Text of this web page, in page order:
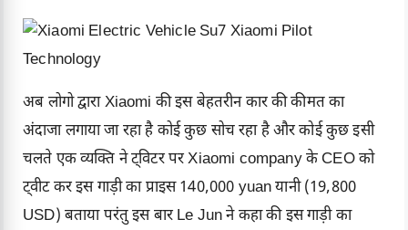
अब लोगो द्वारा Xiaomi की इस बेहतरीन कार की कीमत का
अंदाजा लगाया जा रहा है कोई कुछ सोच रहा है और कोई कुछ इसी
चलते एक व्यक्ति ने ट्विटर पर Xiaomi company के CEO को
ट्वीट कर इस गाड़ी का प्राइस 140,000 yuan यानी (19,800
USD) बताया परंतु इस बार Le Jun ने कहा की इस गाड़ी का